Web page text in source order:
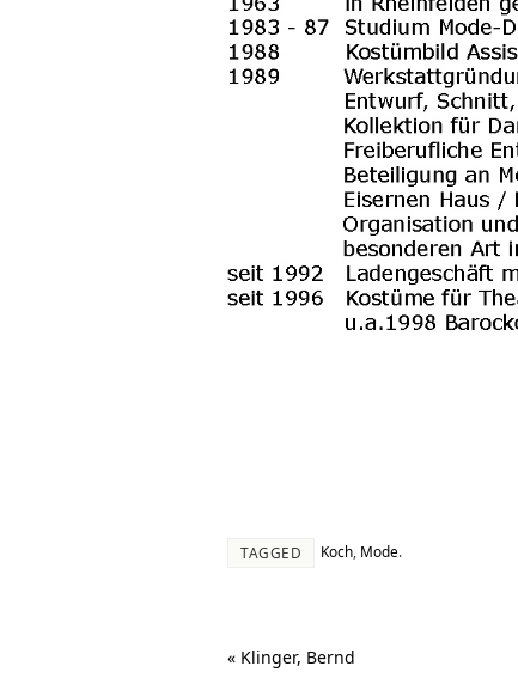
TAGGED Koch Mode.
« Klinger, Bernd